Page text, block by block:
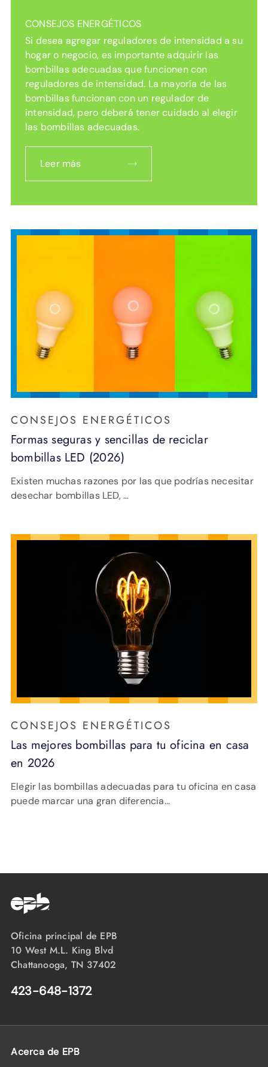
CONSEJOS ENERGÉTICOS
Si desea agregar reguladores de intensidad a su
hogar o negocio, es importante adquirir las
bombillas adecuadas que funcionen con
reguladores de intensidad. La mayoría de las
bombillas funcionan con un regulador de
intensidad, pero deberá tener cuidado al elegir
las bombillas adecuadas.
Leer más
CONSEJOS ENERGÉTICOS
Formas seguras y sencillas de reciclar
bombillas LED (2026)
Existen muchas razones por las que podrías necesitar
desechar bombillas LED, …
CONSEJOS ENERGÉTICOS
Las mejores bombillas para tu oficina en casa
en 2026
Elegir las bombillas adecuadas para tu oficina en casa
puede marcar una gran diferencia...
Oficina principal de EPB
10 West M.L. King Blvd
Chattanooga, TN 37402
423-648-1372
Acerca de EPB